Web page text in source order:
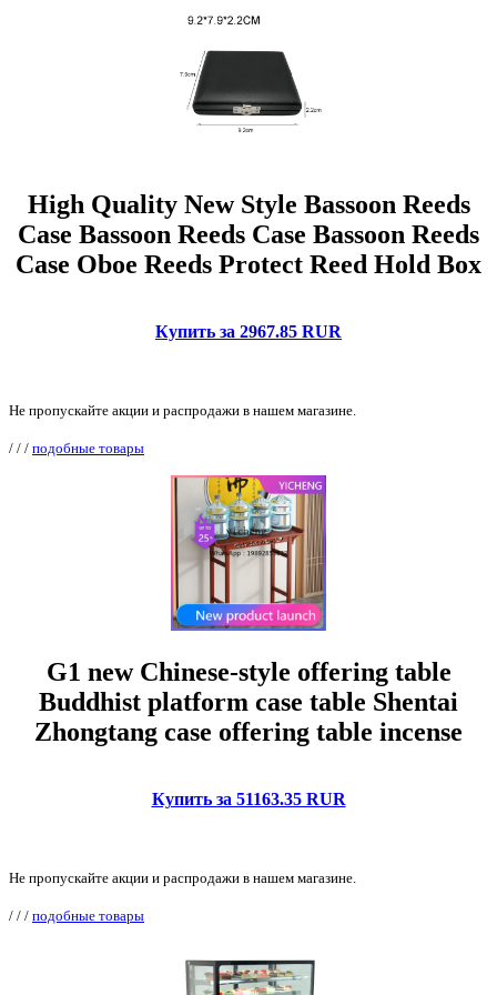
High Quality New Style Bassoon Reeds
Case Bassoon Reeds Case Bassoon Reeds
Case Oboe Reeds Protect Reed Hold Box
Купить за 2967.85 RUR
Не пропускайте акции и распродажи в нашем магазине.
/ / / подобные товары
G1 new Chinese-style offering table
Buddhist platform case table Shentai
Zhongtang case offering table incense
Купить за 51163.35 RUR
Не пропускайте акции и распродажи в нашем магазине.
/ / / подобные товары